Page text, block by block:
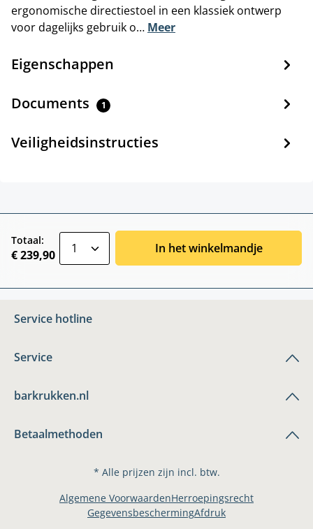
ergonomische directiestoel in een klassiek ontwerp
voor dagelijks gebruik o… Meer
Eigenschappen
Documents 1
Veiligheidsinstructies
Totaal:
€ 239,90 In het winkelmandje
Service hotline
Service
barkrukken.nl
Betaalmethoden
* Alle prijzen zijn incl. btw.
Algemene VoorwaardenHerroepingsrecht
GegevensbeschermingAfdruk